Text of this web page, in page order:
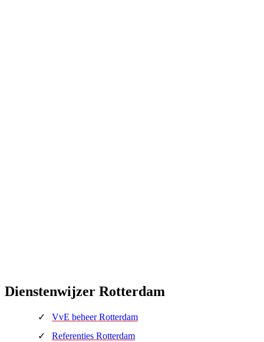
Dienstenwijzer Rotterdam
VvE beheer Rotterdam
Referenties Rotterdam